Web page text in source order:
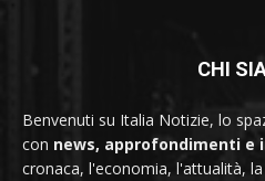
CHI
Benvenuti su Italia Notizie, lo
con news, approfondimenti e
cronaca, l'economia, l'attualità,